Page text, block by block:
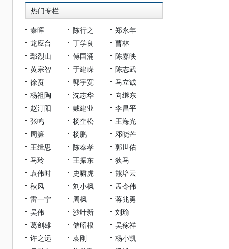
热门专栏
秦晖 陈行之
郑永年
龙应台
丁学良
曹林
鄢烈山
傅国涌
陈嘉映
黄宗智
于建嵘
陈志武
徐贲
郭宇宽
马立诚
杨祖陶
沈志华
向继东
赵汀阳
戴建业
李昌平
张鸣
杨奎松
王海光
周濂
杨鹏
邓晓芒
王缉思
陈奉孝
郭世佑
马玲
王振东
狄马
袁伟时
史啸虎
熊培云
秋风
刘小枫
孟令伟
雷一宁
周枫
蒋兆勇
吴伟
沙叶新
刘瑜
葛剑雄
储昭根
吴稼祥
许之远
袁刚
杨小凯